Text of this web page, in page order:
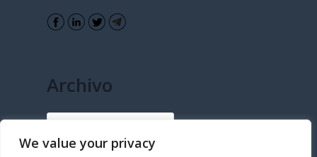
We value your privacy
Archivo
Archivo